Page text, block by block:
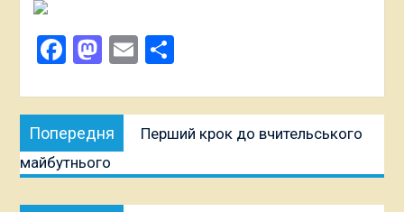
Facebook
Mastodon
EmailПоділитися
Навігація
записів
Попередня
публікація:
Перший крок до вчительського
майбутнього